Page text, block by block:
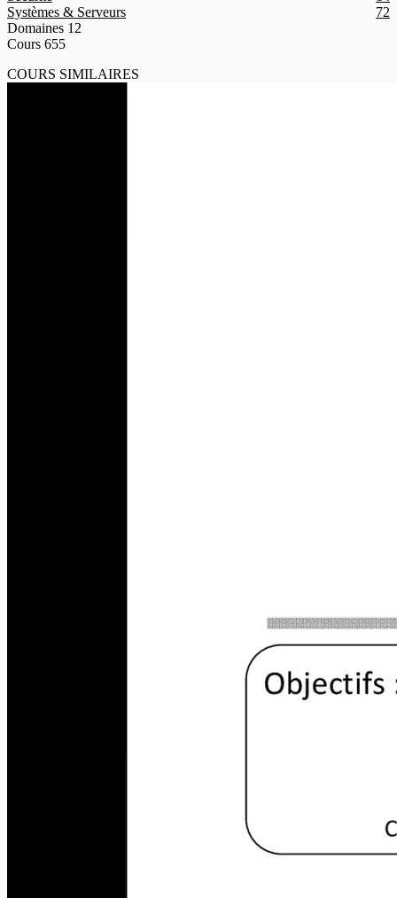
Systèmes & Serveurs
72
Domaines 12
Cours 655
COURS SIMILAIRES